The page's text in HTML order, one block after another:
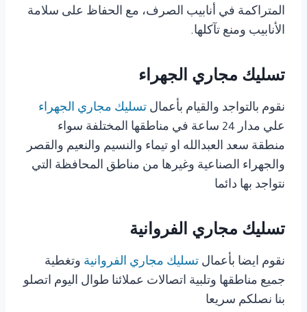
المتراكمة في أنابيب الصرف، مع الحفاظ على سلامة
الأنابيب ومنع تآكلها.
تسليك مجاري الجهراء
نقوم بالتواجد والقيام بأعمال تسليك مجاري الجهراء
علي مدار 24 ساعة في مناطقها المختلفة سواء
منطقة سعد العبدالله او تيماء والنسيم والنعيم والقصر
والجهراء الصناعية وغيرها من مناطق المحافظة التي
نتواجد بها دائما
تسليك مجاري الفروانية
نقوم ايضا بأعمال تسليك مجاري الفروانية وتغطية
جميع مناطقها وتلبية اتصالات عملائنا طوال اليوم اتصلو
بنا نصلكم سريعا